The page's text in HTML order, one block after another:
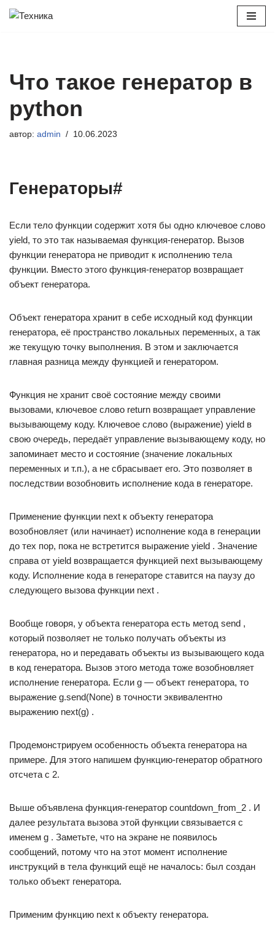
Что такое генератор в
python
автор: admin 10.06.2023
Генераторы#
Если тело функции содержит хотя бы одно ключевое слово
yield, то это так называемая функция-генератор. Вызов
функции генератора не приводит к исполнению тела
функции. Вместо этого функция-генератор возвращает
объект генератора.
Объект генератора хранит в себе исходный код функции
генератора, её пространство локальных переменных, а так
же текущую точку выполнения. В этом и заключается
главная разница между функцией и генератором.
Функция не хранит своё состояние между своими
вызовами, ключевое слово return возвращает управление
вызывающему коду. Ключевое слово (выражение) yield в
свою очередь, передаёт управление вызывающему коду, но
запоминает место и состояние (значение локальных
переменных и т.п.), а не сбрасывает его. Это позволяет в
последствии возобновить исполнение кода в генераторе.
Применение функции next к объекту генератора
возобновляет (или начинает) исполнение кода в генерации
до тех пор, пока не встретится выражение yield . Значение
справа от yield возвращается функцией next вызывающему
коду. Исполнение кода в генераторе ставится на паузу до
следующего вызова функции next .
Вообще говоря, у объекта генератора есть метод send ,
который позволяет не только получать объекты из
генератора, но и передавать объекты из вызывающего кода
в код генератора. Вызов этого метода тоже возобновляет
исполнение генератора. Если g — объект генератора, то
выражение g.send(None) в точности эквивалентно
выражению next(g) .
Продемонстрируем особенность объекта генератора на
примере. Для этого напишем функцию-генератор обратного
отсчета с 2.
Выше объявлена функция-генератор countdown_from_2 . И
далее результата вызова этой функции связывается с
именем g . Заметьте, что на экране не появилось
сообщений, потому что на этот момент исполнение
инструкций в тела функций ещё не началось: был создан
только объект генератора.
Применим функцию next к объекту генератора.